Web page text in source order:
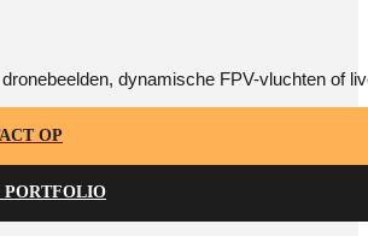
dynamische FPV-vluchten of
OP
PORTFOLIO